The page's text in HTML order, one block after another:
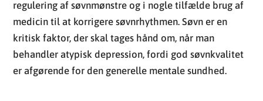
Følelsesmæssig Overfølsomhed
og Sociale Problemer